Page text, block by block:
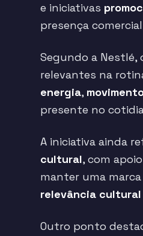
e iniciativas
presença
Segundo a
relevantes na
energia,
presente no
A iniciativa ainda
cultural, com
manter uma marca
relevância cultural
Outro ponto